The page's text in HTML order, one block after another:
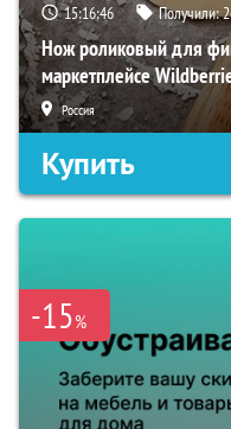
15:16:45 Получили:
Нож роликовый для
маркетплейсе
Россия
Купить
-15%